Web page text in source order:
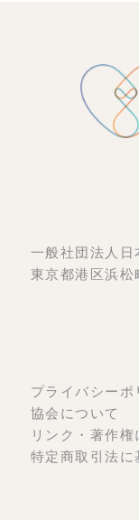
一般社団法人日
東京都港区浜
プライバシーポ
協会について
リンク・著作権
特定商取引法に